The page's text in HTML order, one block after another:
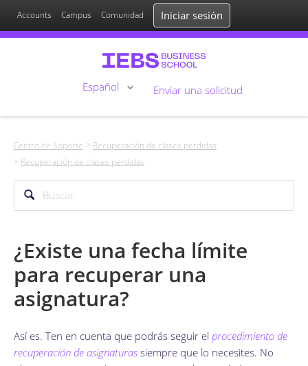
Accounts Campus Comunidad Iniciar sesión
Español Enviar una solicitud
Centro de Soporte
Recuperación de clases perdidas
Recuperación de clases perdidas
¿Existe una fecha límite
para recuperar una
asignatura?
Así es. Ten en cuenta que podrás seguir el procedimiento de
recuperación de asignaturas siempre que lo necesites. No